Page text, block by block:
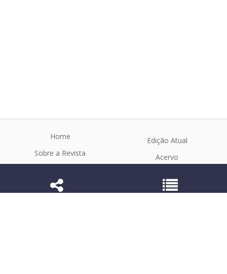
Home
Sobre a Revista
Corpo Editorial
Edição Atual
Acervo